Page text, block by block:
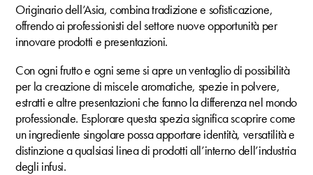
Originario dell’Asia, combina tradizione e sofisticazione,
offrendo ai professionisti del settore nuove opportunità per
innovare prodotti e presentazioni.
Con ogni frutto e ogni seme si apre un ventaglio di possibilità
per la creazione di miscele aromatiche, spezie in polvere,
estratti e altre presentazioni che fanno la differenza nel mondo
professionale. Esplorare questa spezia significa scoprire come
un ingrediente singolare possa apportare identità, versatilità e
distinzione a qualsiasi linea di prodotti all’interno dell’industria
degli infusi.